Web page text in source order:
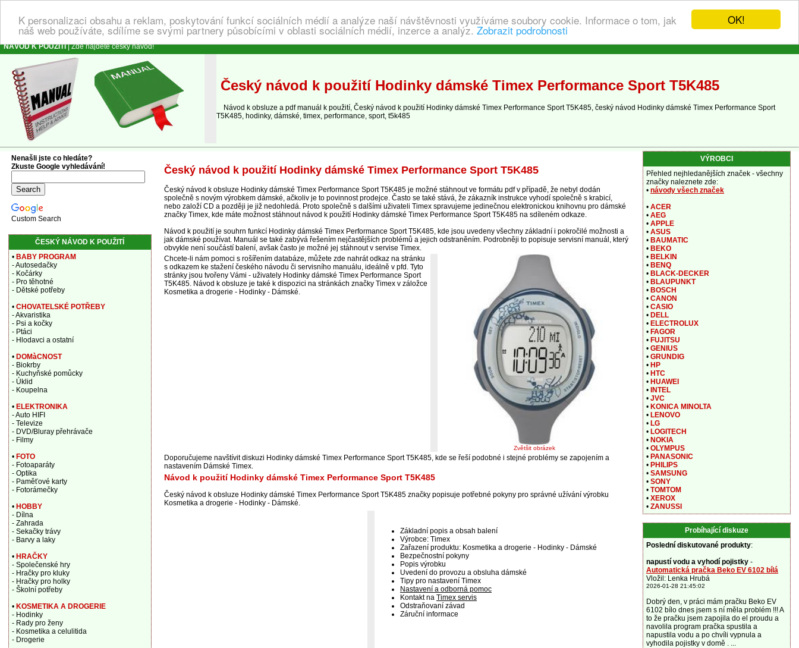
OK!
K personalizaci obsahu a reklam, poskytování funkcí sociálních médií a analýze naší návštěvnosti využíváme soubory cookie. Informace o tom, jak
náš web používáte, sdílíme se svými partnery působícími v oblasti sociálních médií, inzerce a analýz. Zobrazit podrobnosti
NÁVOD K POUŽITÍ| Zde najdete český návod!
Český návod k použití Hodinky dámské Timex Performance Sport T5K485
Návod k obsluze a pdf manuál k použití, Český návod k použití Hodinky dámské Timex Performance Sport T5K485, český návod Hodinky dámské Timex Performance Sport
T5K485, hodinky, dámské, timex, performance, sport, t5k485
Český návod k použití Hodinky dámské Timex Performance Sport T5K485
Český návod k obsluze Hodinky dámské Timex Performance Sport T5K485 je možné stáhnout ve formátu pdf v případě, že nebyl dodán
společně s novým výrobkem dámské, ačkoliv je to povinnost prodejce. Často se také stává, že zákazník instrukce vyhodí společně s krabicí,
nebo založí CD a později je již nedohledá. Proto společně s dalšími uživateli Timex spravujeme jedinečnou elektronickou knihovnu pro dámské
značky Timex, kde máte možnost stáhnout návod k použití Hodinky dámské Timex Performance Sport T5K485 na sdíleném odkaze.
Návod k použití je souhrn funkcí Hodinky dámské Timex Performance Sport T5K485, kde jsou uvedeny všechny základní i pokročilé možnosti a
jak dámské používat. Manuál se také zabývá řešením nejčastějších problémů a jejich odstraněním. Podrobněji to popisuje servisní manuál, který
obvykle není součástí balení, avšak často je možné jej stáhnout v servise Timex.
Chcete-li nám pomoci s rošířením databáze, můžete zde nahrát odkaz na stránku
s odkazem ke stažení českého návodu či servisního manuálu, ideálně v pfd. Tyto
stránky jsou tvořeny Vámi - uživately Hodinky dámské Timex Performance Sport
T5K485. Návod k obsluze je také k dispozici na stránkách značky Timex v záložce
Kosmetika a drogerie - Hodinky - Dámské.
Zvětšit obrázek
Doporučujeme navštívit diskuzi Hodinky dámské Timex Performance Sport T5K485, kde se řeší podobné i stejné problémy se zapojením a
nastavením Dámské Timex.
Návod k použití Hodinky dámské Timex Performance Sport T5K485
Český návod k obsluze Hodinky dámské Timex Performance Sport T5K485 značky popisuje potřebné pokyny pro správné užívání výrobku
Kosmetika a drogerie - Hodinky - Dámské.
Základní popis a obsah balení
Výrobce: Timex
Zařazení produktu: Kosmetika a drogerie - Hodinky - Dámské
Bezpečnostní pokyny
Popis výrobku
Uvedení do provozu a obsluha dámské
Tipy pro nastavení Timex
Nastavení a odborná pomoc
Kontakt na Timex servis
Odstraňovaní závad
Záruční informace
Nenašli jste co hledáte?
Zkuste Google vyhledávání!
Custom Search
ČESKÝ NÁVOD K POUŽITÍ
• BABY PROGRAM
- Autosedačky
- Kočárky
- Pro těhotné
- Dětské potřeby
• CHOVATELSKÉ POTŘEBY
- Akvaristika
- Psi a kočky
- Ptáci
- Hlodavci a ostatní
• DOMàCNOST
- Biokrby
- Kuchyňské pomůcky
- Úklid
- Koupelna
• ELEKTRONIKA
- Auto HIFI
- Televize
- DVD/Bluray přehrávače
- Filmy
• FOTO
- Fotoaparáty
- Optika
- Paměťové karty
- Fotorámečky
• HOBBY
- Dílna
- Zahrada
- Sekačky trávy
- Barvy a laky
• HRAČKY
- Společenské hry
- Hračky pro kluky
- Hračky pro holky
- Školní potřeby
• KOSMETIKA A DROGERIE
- Hodinky
- Rady pro ženy
- Kosmetika a celulitida
- Drogerie
VÝROBCI
Přehled nejhledanějších značek - všechny
značky naleznete zde:
• návody všech značek
• ACER
• AEG
• APPLE
• ASUS
• BAUMATIC
• BEKO
• BELKIN
• BENQ
• BLACK-DECKER
• BLAUPUNKT
• BOSCH
• CANON
• CASIO
• DELL
• ELECTROLUX
• FAGOR
• FUJITSU
• GENIUS
• GRUNDIG
• HP
• HTC
• HUAWEI
• INTEL
• JVC
• KONICA MINOLTA
• LENOVO
• LG
• LOGITECH
• NOKIA
• OLYMPUS
• PANASONIC
• PHILIPS
• SAMSUNG
• SONY
• TOMTOM
• XEROX
• ZANUSSI
Probíhající diskuze
Poslední diskutované produkty:
napustí vodu a vyhodí pojistky -
Automatická pračka Beko EV 6102 bílá
Vložil: Lenka Hrubá
2026-01-28 21:45:02
Dobrý den, v práci mám pračku Beko EV
6102 bílo dnes jsem s ní měla problém !!! A
to že pračku jsem zapojila do el proudu a
navolila program pračka spustila a
napustila vodu a po chvíli vypnula a
vyhodila pojistky v domě . ...